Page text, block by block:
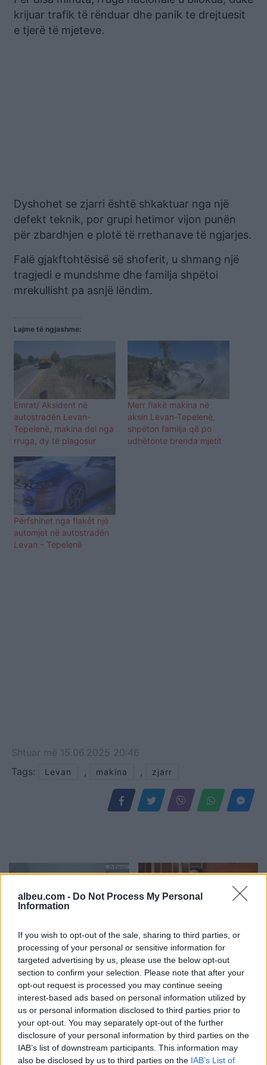
albeu.com - Do Not Process My Personal
Information
If you wish to opt-out of the sale, sharing to third parties, or
processing of your personal or sensitive information for
targeted advertising by us, please use the below opt-out
section to confirm your selection. Please note that after your
opt-out request is processed you may continue seeing
interest-based ads based on personal information utilized by
us or personal information disclosed to third parties prior to
your opt-out. You may separately opt-out of the further
disclosure of your personal information by third parties on the
IAB’s list of downstream participants. This information may
also be disclosed by us to third parties on the IAB’s List of
krijuar trafik të rënduar dhe panik te drejtuesit
e tjerë të mjeteve.
Dyshohet se zjarri është shkaktuar nga një
defekt teknik, por grupi hetimor vijon punën
për zbardhjen e plotë të rrethanave të ngjarjes.
Falë gjakftohtësisë së shoferit, u shmang një
tragjedi e mundshme dhe familja shpëtoi
mrekullisht pa asnjë lëndim.
Lajme të ngjashme:
Emrat/ Aksident në
autostradën Levan-
Tepelenë, makina del nga
rruga, dy të plagosur
Merr flakë makina në
aksin Levan-Tepelenë,
shpëton familja që po
udhëtonte brenda mjetit
Përfshihet nga flakët një
automjet në autostradën
Levan – Tepelenë
Shtuar më 15.06.2025 20:46
Tags:
Levan , makina , zjarr
Hyri me Jet Ski në
hapësirën e pushuesve në
Zvërnec, gjobitet me 300
mijë lekë drejtuesi
“Po ngrihet një ministri
paralele e Shëndetësisë”/
Këlliçi: Projektligji i
shtatorit i hap rrugë
monopolit, SPAK të
ndërhyjë